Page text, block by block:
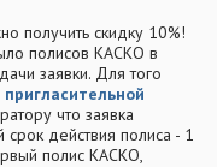
получить скидку 10%!
полисов КАСКО в
заявки. Для того
пригласительной
что заявка
действия полиса - 1
полис КАСКО,